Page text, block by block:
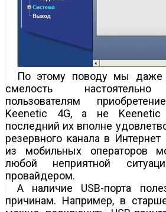
По этому поводу мы даже
смелость настоятельно
пользователям
Keenetic 4G, а не
последний их вполне
резервного канала в
из мобильных операторов
любой неприятной
провайдером.
А наличие USB-порта
причинам. Например, в